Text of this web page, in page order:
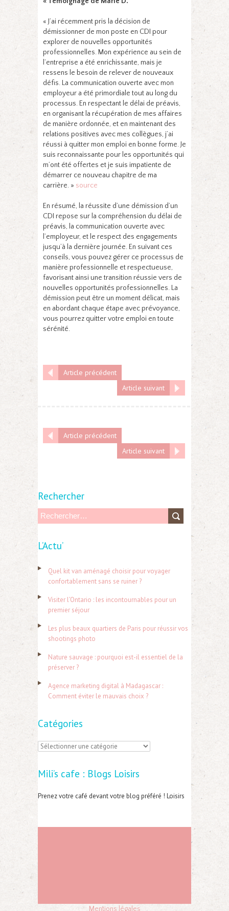
« J’ai récemment pris la décision de
démissionner de mon poste en CDI pour
explorer de nouvelles opportunités
professionnelles. Mon expérience au sein de
l’entreprise a été enrichissante, mais je
ressens le besoin de relever de nouveaux
défis. La communication ouverte avec mon
employeur a été primordiale tout au long du
processus. En respectant le délai de préavis,
en organisant la récupération de mes affaires
de manière ordonnée, et en maintenant des
relations positives avec mes collègues, j’ai
réussi à quitter mon emploi en bonne forme. Je
suis reconnaissante pour les opportunités qui
m’ont été offertes et je suis impatiente de
démarrer ce nouveau chapitre de ma
carrière. » source
En résumé, la réussite d’une démission d’un
CDI repose sur la compréhension du délai de
préavis, la communication ouverte avec
l’employeur, et le respect des engagements
jusqu’à la dernière journée. En suivant ces
conseils, vous pouvez gérer ce processus de
manière professionnelle et respectueuse,
favorisant ainsi une transition réussie vers de
nouvelles opportunités professionnelles. La
démission peut être un moment délicat, mais
en abordant chaque étape avec prévoyance,
vous pourrez quitter votre emploi en toute
sérénité.
Article précédent
Article suivant
Article précédent
Article suivant
Rechercher
h
r
:
L’Actu’
Quel kit van aménagé choisir pour voyager
confortablement sans se ruiner ?
Visiter l’Ontario : les incontournables pour un
premier séjour
Les plus beaux quartiers de Paris pour réussir vos
shootings photo
Nature sauvage : pourquoi est-il essentiel de la
préserver ?
Agence marketing digital à Madagascar :
Comment éviter le mauvais choix ?
Catégories
C
t
é
o
Mili’s cafe : Blogs Loisirs
Prenez votre café devant votre blog préféré ! Loisirs
Mentions légales